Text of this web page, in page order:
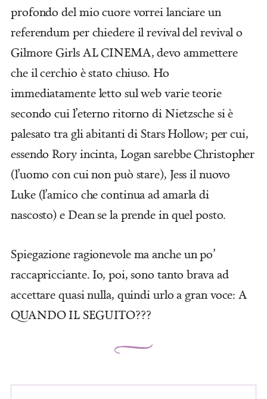
profondo del mio cuore vorrei lanciare un
referendum per chiedere il revival del revival o
Gilmore Girls AL CINEMA, devo ammettere
che il cerchio è stato chiuso. Ho
immediatamente letto sul web varie teorie
secondo cui l’eterno ritorno di Nietzsche si è
palesato tra gli abitanti di Stars Hollow; per cui,
essendo Rory incinta, Logan sarebbe Christopher
(l’uomo con cui non può stare), Jess il nuovo
Luke (l’amico che continua ad amarla di
nascosto) e Dean se la prende in quel posto.
Spiegazione ragionevole ma anche un po’
raccapricciante. Io, poi, sono tanto brava ad
accettare quasi nulla, quindi urlo a gran voce: A
QUANDO IL SEGUITO???